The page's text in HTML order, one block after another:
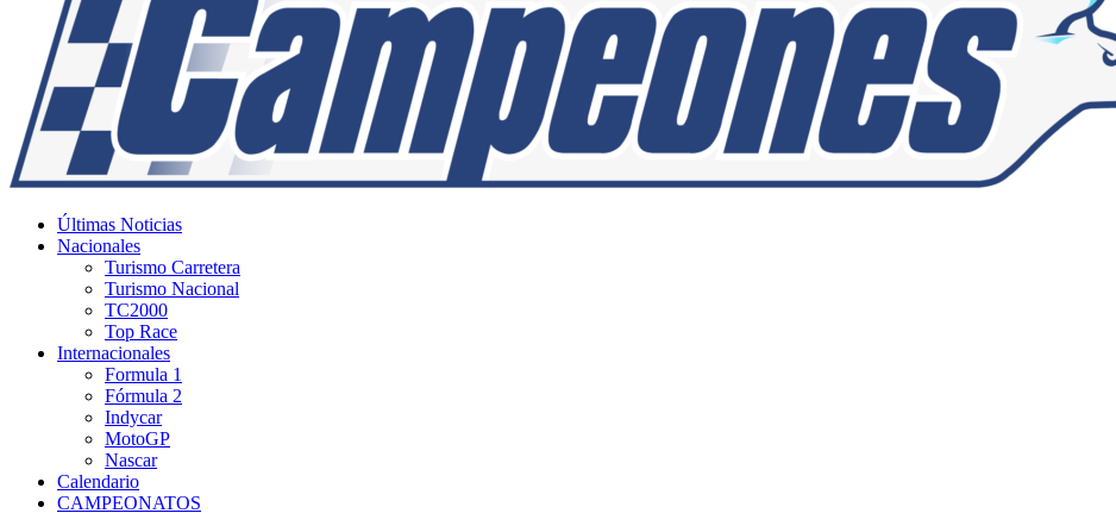
Últimas Noticias
Nacionales
Turismo Carretera
Turismo Nacional
TC2000
Top Race
Internacionales
Formula 1
Fórmula 2
Indycar
MotoGP
Nascar
Calendario
CAMPEONATOS